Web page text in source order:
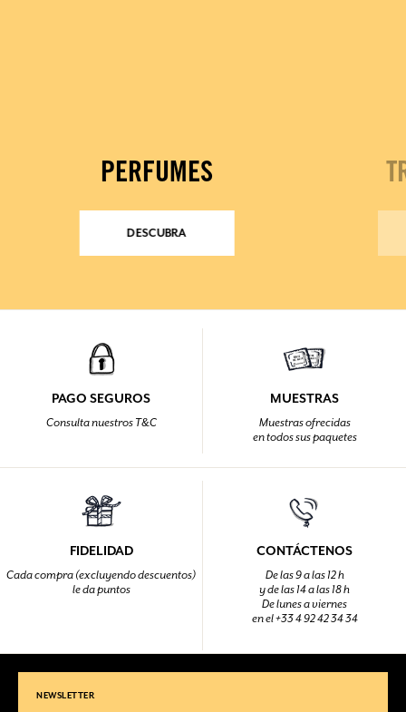
PERFUMES
DESCUBRA
PAGO SEGUROS
Consulta nuestros T&C
MUESTRAS
Muestras ofrecidas
en todos sus paquetes
FIDELIDAD
Cada compra (excluyendo descuentos)
le da puntos
CONTÁCTENOS
De las 9 a las 12 h
y de las 14 a las 18 h
De lunes a viernes
en el +33 4 92 42 34 34
NEWSLETTER